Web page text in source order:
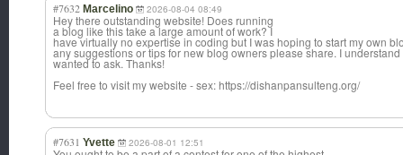
#7632 Marcelino 2026-08-04 08:49
Hey there outstanding website! Does running
a blog like this take a large amount of work? I
have virtually no expertise in coding but I was hoping to start my own
any suggestions or tips for new blog owners please share. I
wanted to ask. Thanks!
Feel free to visit my website - sex: https://dishanpansulteng.org/
#7631 Yvette 2026-08-01 12:51